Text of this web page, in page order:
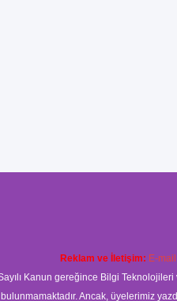
Reklam ve İletişim: E-
Kanun gereğince Bilgi
Ancak, üyelerimiz